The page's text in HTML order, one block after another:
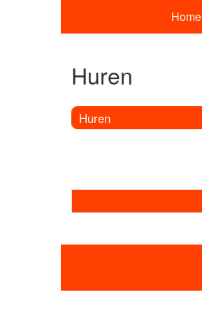
Home
Huren
Huren